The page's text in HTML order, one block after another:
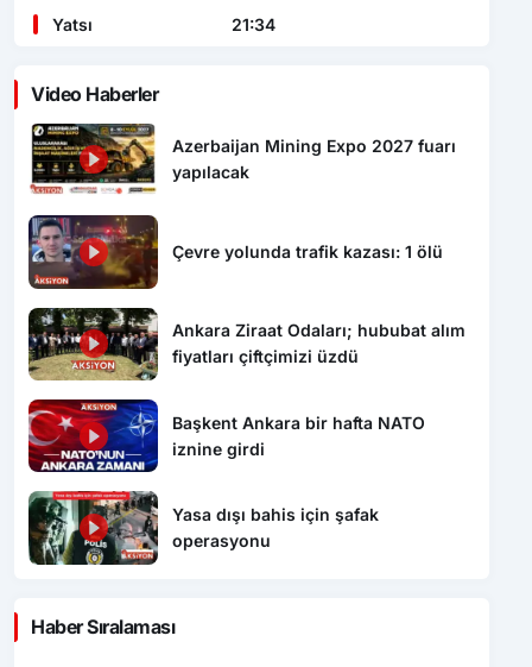
Yatsı 21:34
Video Haberler
Azerbaijan Mining Expo 2027 fuarı
yapılacak
Çevre yolunda trafik kazası: 1 ölü
Ankara Ziraat Odaları; hububat alım
fiyatları çiftçimizi üzdü
Başkent Ankara bir hafta NATO
iznine girdi
Yasa dışı bahis için şafak
operasyonu
Haber Sıralaması